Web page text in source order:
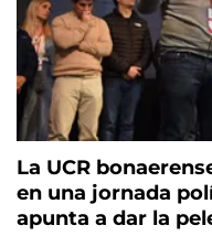
La UCR
en una jornada
apunta a dar la